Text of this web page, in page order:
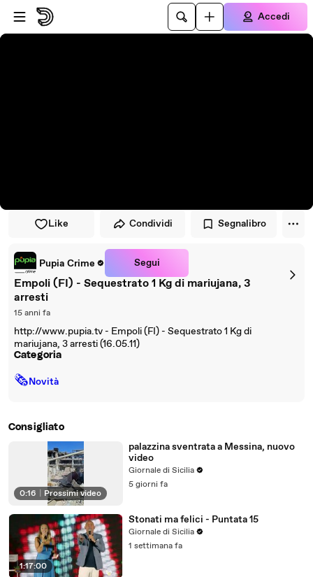
Vai al lettore
Passa al contenuto principale
Accedi
Like Condividi Segnalibro
Pupia Crime Segui
Empoli (FI) - Sequestrato 1 Kg di mariujana, 3
arresti
15 anni fa
http://www.pupia.tv - Empoli (FI) - Sequestrato 1 Kg di
mariujana, 3 arresti (16.05.11)
Categoria
🗞Novità
Consigliato
0:16 Prossimi video
palazzina sventrata a Messina, nuovo
video
Giornale di Sicilia
5 giorni fa
1:17:00
Stonati ma felici - Puntata 15
Giornale di Sicilia
1 settimana fa